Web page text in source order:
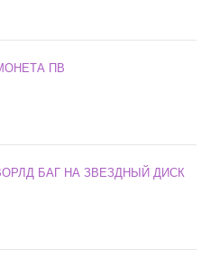
ПВ
БАГ НА ЗВЕЗДНЫЙ ДИСК